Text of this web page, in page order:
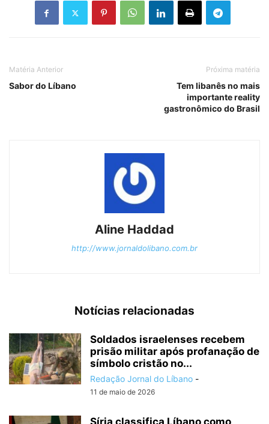
Matéria Anterior
Sabor do Líbano
Próxima matéria
Tem libanês no mais
importante reality
gastronômico do Brasil
Aline Haddad
http://www.jornaldolibano.com.br
Notícias relacionadas
Soldados israelenses recebem
prisão militar após profanação de
símbolo cristão no...
Redação Jornal do Líbano -
11 de maio de 2026